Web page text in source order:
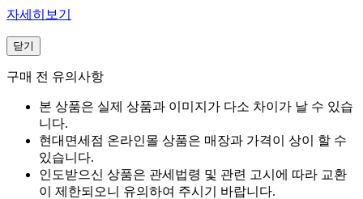
자세히보기
닫기
구매 전 유의사항
본 상품은 실제 상품과 이미지가 다소 차이가 날 수 있습
니다.
현대면세점 온라인몰 상품은 매장과 가격이 상이 할 수
있습니다.
인도받으신 상품은 관세법령 및 관련 고시에 따라 교환
이 제한되오니 유의하여 주시기 바랍니다.